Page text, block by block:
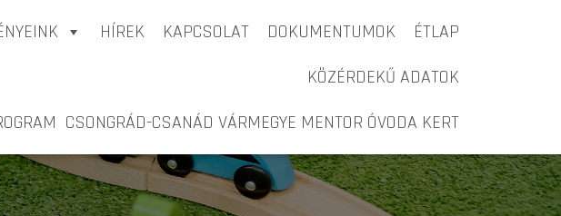
HÍREK KAPCSOLAT DOKUMENTUMOK
ÉTLAP
KÖZÉRDEKŰ ADATOK
CSONGRÁD-CSANÁD VÁRMEGYE MENTOR ÓVODA KERT